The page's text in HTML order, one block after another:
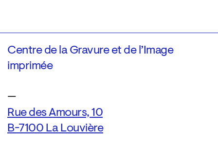
Centre de la Gravure et de l’Image
imprimée
—
Rue des Amours, 10
B-7100 La Louvière